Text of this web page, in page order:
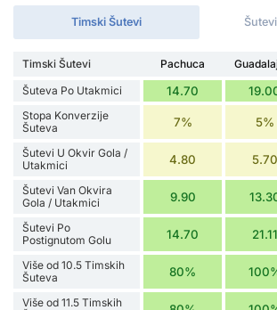
Timski Šutevi
Timski Šutevi Pachuca
Šuteva Po Utakmici
14.70
Stopa Konverzije
Šuteva
7% 5%
Šutevi U Okvir Gola /
Utakmici
4.80 5.70
Šutevi Van Okvira
Gola / Utakmici
9.90
Šutevi Po
Postignutom Golu
14.70 21.11
Više od 10.5 Timskih
Šuteva
80%
Više od 11.5 Timskih